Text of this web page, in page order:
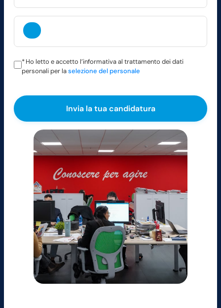
*Ho letto e accetto l’informativa al trattamento dei dati
personali per laselezione del personale